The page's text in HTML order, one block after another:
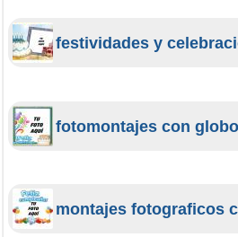
festividades y
fotomontajes con
montajes fotograficos